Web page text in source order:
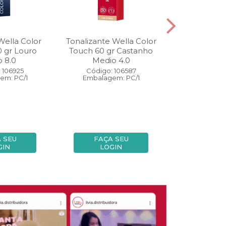
Color
gr Louro
8.0
PC/1
SEU
Tonalizante Wella Color
Touch 60 gr Castanho
Medio 4.0
Código: 106587
Embalagem: PC/1
FAÇA SEU
LOGIN